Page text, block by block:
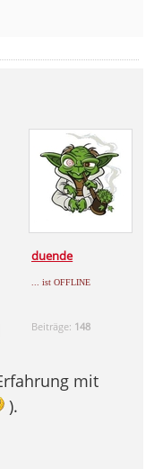
duende
... ist OFFLINE
Beiträge: 148
mit
).